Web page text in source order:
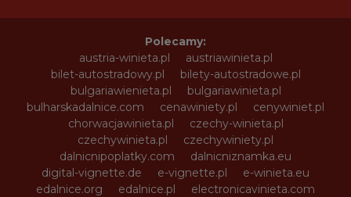
Polecamy:
austria-winieta.pl
austriawinieta.pl
bilet-autostradowy.pl
bilety-autostradowe.pl
bulgariawienieta.pl
bulgariawinieta.pl
bulharskadalnice.com
cenawiniety.pl
cenywiniet.pl
chorwacjawinieta.pl
czechy-winieta.pl
czechywinieta.pl
czechywiniety.pl
dalnicnipoplatky.com
dalnicniznamka.eu
digital-vignette.de
e-vignette.pl
e-winieta.eu
edalnice.org
edalnice.pl
electronicavinieta.com